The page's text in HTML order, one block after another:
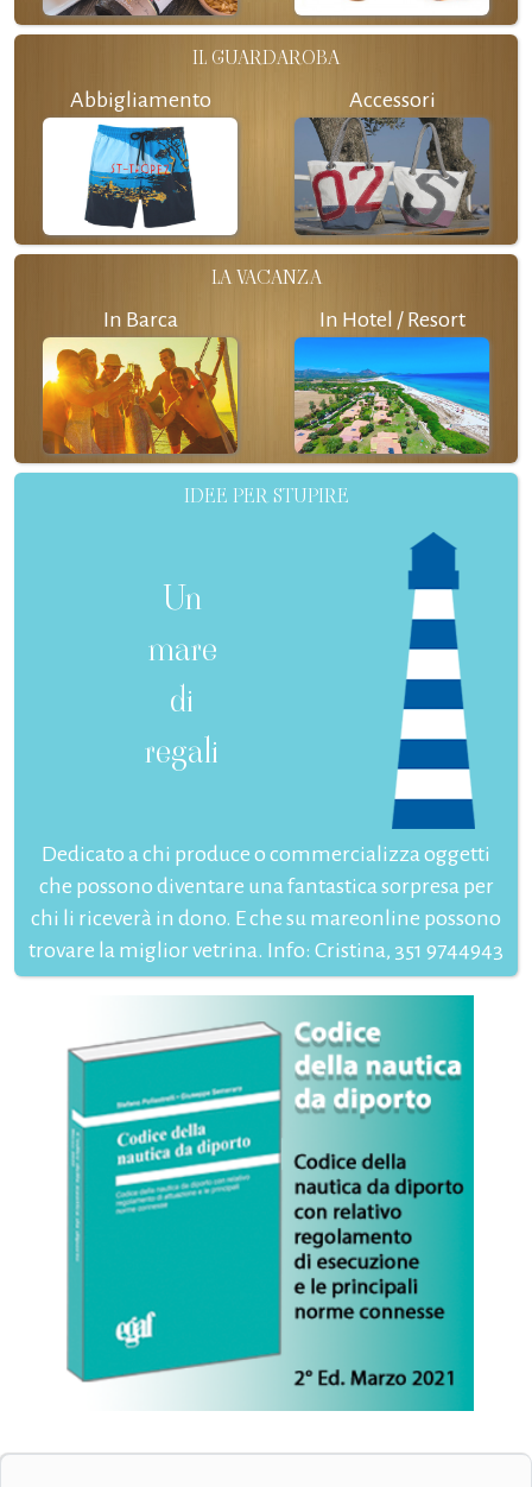
IL GUARDAROBA
Abbigliamento Accessori
LA VACANZA
In Barca In Hotel / Resort
IDEE PER STUPIRE
Un
mare
di
regali
Dedicato a chi produce o commercializza oggetti
che possono diventare una fantastica sorpresa per
chi li riceverà in dono. E che su mareonline possono
trovare la miglior vetrina. Info: Cristina, 351 9744943